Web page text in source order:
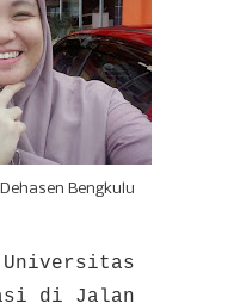
Bengkulu
Universitas
di Jalan